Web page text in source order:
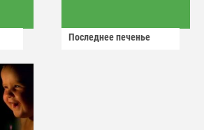
Последнее печенье